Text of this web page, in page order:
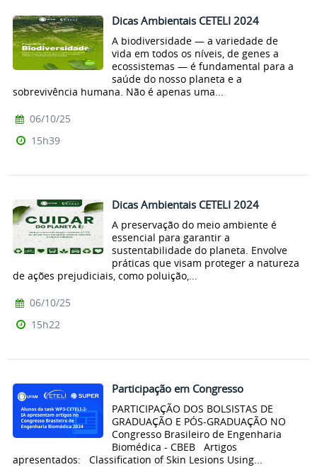
Dicas Ambientais CETELI 2024
A biodiversidade — a variedade de
vida em todos os níveis, de genes a
ecossistemas — é fundamental para a
saúde do nosso planeta e a
sobrevivência humana. Não é apenas uma...
06/10/25
15h39
Dicas Ambientais CETELI 2024
A preservação do meio ambiente é
essencial para garantir a
sustentabilidade do planeta. Envolve
práticas que visam proteger a natureza
de ações prejudiciais, como poluição,...
06/10/25
15h22
Participação em Congresso
PARTICIPAÇÃO DOS BOLSISTAS DE
GRADUAÇÃO E PÓS-GRADUAÇÃO NO
Congresso Brasileiro de Engenharia
Biomédica - CBEB Artigos
apresentados: Classification of Skin Lesions Using...